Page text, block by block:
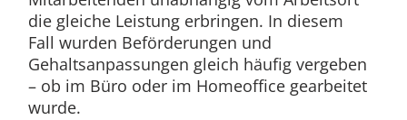
die gleiche Leistung erbringen. In diesem
Fall wurden Beförderungen und
Gehaltsanpassungen gleich häufig vergeben
– ob im Büro oder im Homeoffice gearbeitet
wurde.